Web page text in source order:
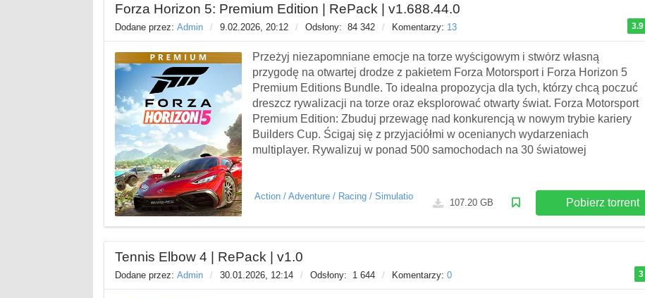
Forza Horizon 5: Premium Edition | RePack | v1.688.44.0
3.9
Dodane przez: Admin / 9.02.2026, 20:12 / Odsłony: 84 342 / Komentarzy: 13
Przeżyj niezapomniane emocje na torze wyścigowym i stwórz własną
przygodę na otwartej drodze z pakietem Forza Motorsport i Forza Horizon 5
Premium Editions Bundle. To idealna propozycja dla tych, którzy chcą poczuć
dreszcz rywalizacji na torze oraz eksplorować otwarty świat. Forza Motorsport
Premium Edition: Zbuduj przewagę nad konkurencją w nowym trybie kariery
Builders Cup. Ścigaj się z przyjaciółmi w ocenianych wydarzeniach
multiplayer. Rywalizuj w ponad 500 samochodach na 30 światowej
Pobierz torrent
107.20 GB
Action / Adventure / Racing / Simulation Sports /2021 /Najczęściej pobierane /TOP24
Tennis Elbow 4 | RePack | v1.0
3
Dodane przez: Admin / 30.01.2026, 12:14 / Odsłony: 1 644 / Komentarzy: 0